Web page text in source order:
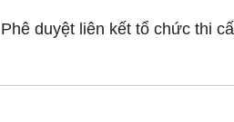
Phê duyệt liên kết tổ chức thi